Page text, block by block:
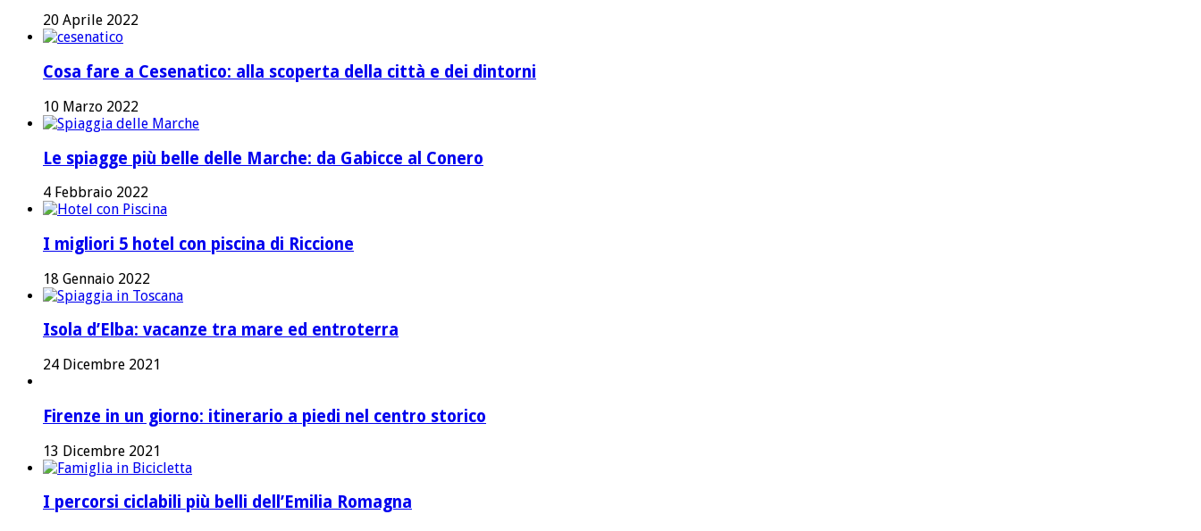
20 Aprile 2022
Cosa fare a Cesenatico: alla scoperta della città e dei dintorni
10 Marzo 2022
Le spiagge più belle delle Marche: da Gabicce al Conero
4 Febbraio 2022
I migliori 5 hotel con piscina di Riccione
18 Gennaio 2022
Isola d’Elba: vacanze tra mare ed entroterra
24 Dicembre 2021
Firenze in un giorno: itinerario a piedi nel centro storico
13 Dicembre 2021
I percorsi ciclabili più belli dell’Emilia Romagna